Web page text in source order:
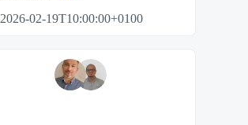
2026-02-19T10:00:00+0100